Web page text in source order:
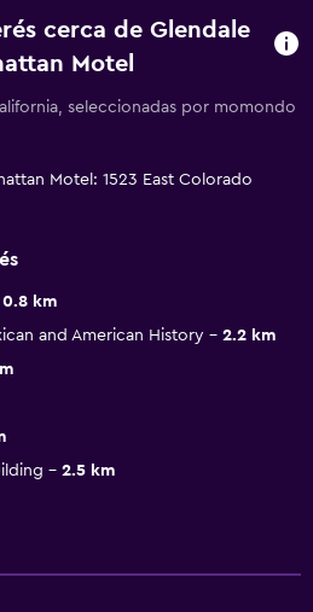
cerca de Glendale
Motel
seleccionadas por momondo
Motel: 1523 East Colorado
0.8 km
and American History
2.2 km
2.5 km